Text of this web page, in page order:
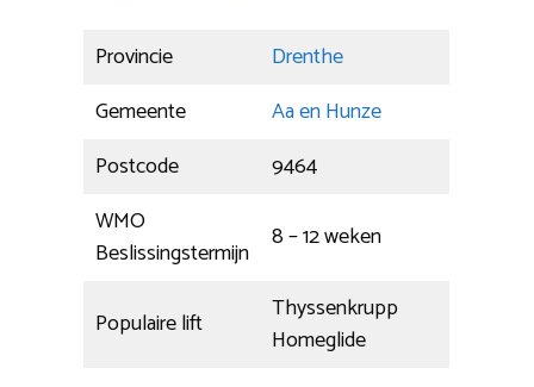
Provincie
Drenthe
Gemeente
Aa en Hunze
Postcode
9464
WMO
Beslissingstermijn
8 – 12 weken
Populaire lift
Thyssenkrupp
Homeglide